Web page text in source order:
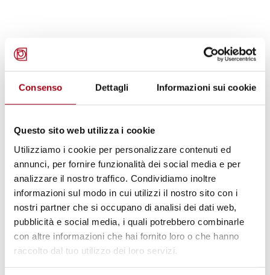
Consenso Dettagli Informazioni sui cookie
Questo sito web utilizza i cookie
Utilizziamo i cookie per personalizzare contenuti ed
annunci, per fornire funzionalità dei social media e per
analizzare il nostro traffico. Condividiamo inoltre
informazioni sul modo in cui utilizzi il nostro sito con i
nostri partner che si occupano di analisi dei dati web,
pubblicità e social media, i quali potrebbero combinarle
con altre informazioni che hai fornito loro o che hanno
raccolto dal tuo utilizzo dei loro servizi.
La visione glocale
dell’educazione ai diritti umani
l’educazione ai diritti umani si riferiscono a
un’ottica complessa e variegata che dimostra
un pensiero ed un’attività che non guardano
solo all’istituzione scolastica, ma delineano
finalità, scelte istituzionali ed indicazioni
operative a vari livelli di governance.